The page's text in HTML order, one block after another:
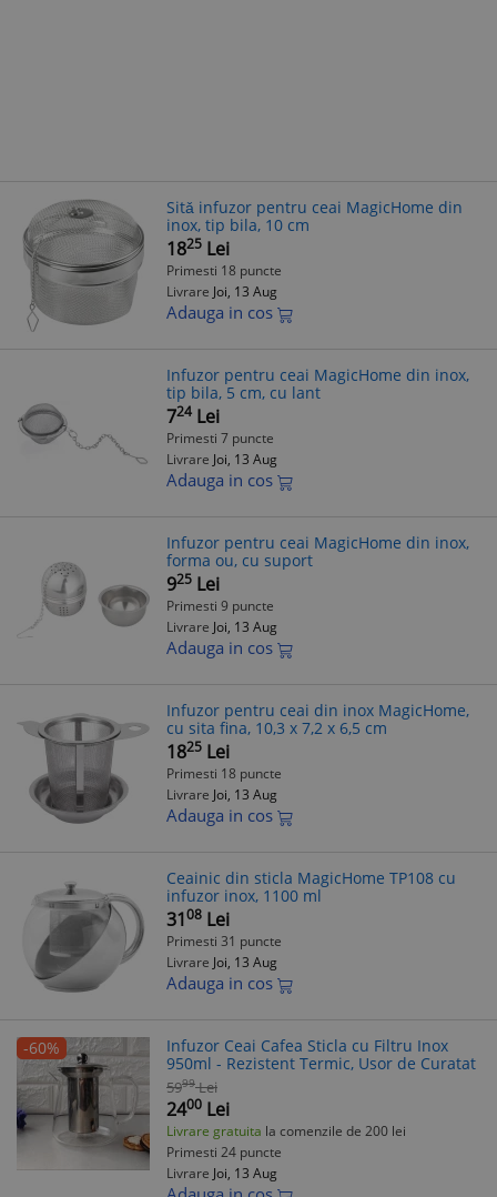
Sitǎ infuzor pentru ceai MagicHome din
inox, tip bila, 10 cm
1825 Lei
Primesti 18 puncte
Livrare Joi, 13 Aug
Adauga in cos
Infuzor pentru ceai MagicHome din inox,
tip bila, 5 cm, cu lant
724 Lei
Primesti 7 puncte
Livrare Joi, 13 Aug
Adauga in cos
Infuzor pentru ceai MagicHome din inox,
forma ou, cu suport
925 Lei
Primesti 9 puncte
Livrare Joi, 13 Aug
Adauga in cos
Infuzor pentru ceai din inox MagicHome,
cu sita fina, 10,3 x 7,2 x 6,5 cm
1825 Lei
Primesti 18 puncte
Livrare Joi, 13 Aug
Adauga in cos
Ceainic din sticla MagicHome TP108 cu
infuzor inox, 1100 ml
3108 Lei
Primesti 31 puncte
Livrare Joi, 13 Aug
Adauga in cos
-60%
Infuzor Ceai Cafea Sticla cu Filtru Inox
950ml - Rezistent Termic, Usor de Curatat
5999 Lei
2400 Lei
Livrare gratuita la comenzile de 200 lei
Primesti 24 puncte
Livrare Joi, 13 Aug